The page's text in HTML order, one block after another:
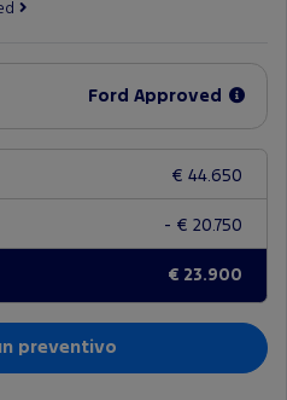
Ford Approved
€ 44.650
- € 20.750
€ 23.900
preventivo